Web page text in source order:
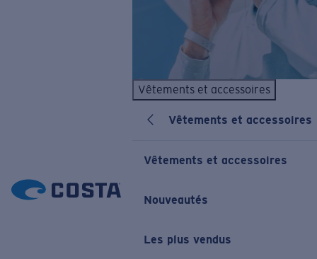
Vêtements et accessoires
Vêtements et accessoires
Vêtements et accessoires
Nouveautés
Les plus vendus